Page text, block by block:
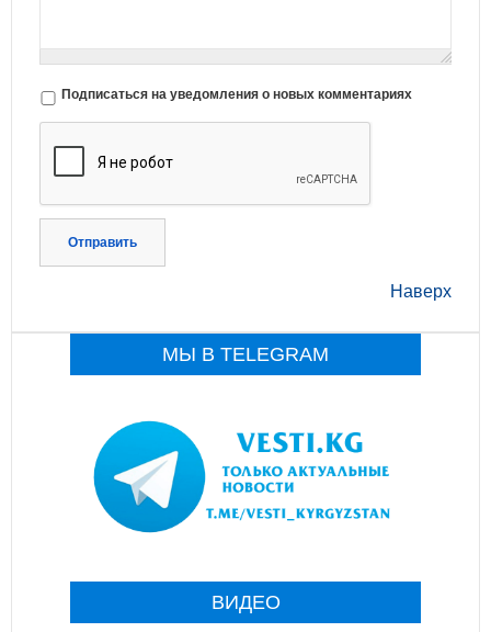
Подписаться на уведомления о новых комментариях
Отправить
Наверх
МЫ В TELEGRAM
ВИДЕО